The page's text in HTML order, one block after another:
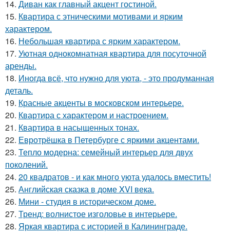
14. Диван как главный акцент гостиной.
15. Квартира с этническими мотивами и ярким
характером.
16. Небольшая квартира с ярким характером.
17. Уютная однокомнатная квартира для посуточной
аренды.
18. Иногда всё, что нужно для уюта, - это продуманная
деталь.
19. Красные акценты в московском интерьере.
20. Квартира с характером и настроением.
21. Квартира в насыщенных тонах.
22. Евротрёшка в Петербурге с яркими акцентами.
23. Тепло модерна: семейный интерьер для двух
поколений.
24. 20 квадратов - и как много уюта удалось вместить!
25. Английская сказка в доме XVI века.
26. Мини - студия в историческом доме.
27. Тренд: волнистое изголовье в интерьере.
28. Яркая квартира с историей в Калининграде.